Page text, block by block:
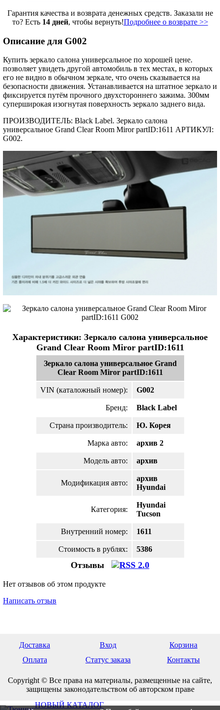
Гарантия качества и возврата денежных средств. Заказали не
то? Есть 14 дней, чтобы вернуть!Подробнее о возврате >>
Описание для G002
Купить зеркало салона универсальное по хорошей цене.
позволяет увидеть другой автомобиль в тех местах, в которых
его не видно в обычном зеркале, что очень сказывается на
безопасности движения. Устанавливается на штатное зеркало и
фиксируется путём прочного двухстороннего зажима. 300мм
суперширокая изогнутая поверхность зеркало заднего вида.
ПРОИЗВОДИТЕЛЬ: Black Label. Зеркало салона
универсальное Grand Clear Room Miror partID:1611 АРТИКУЛ:
G002.
Характеристики: Зеркало салона универсальное
Grand Clear Room Miror partID:1611
Зеркало салона универсальное Grand
Clear Room Miror partID:1611
VIN (каталожный номер): G002
Бренд: Black Label
Страна производитель: Ю. Корея
Марка авто: архив 2
Модель авто: архив
Модификация авто:
архив
Hyundai
Категория:
Hyundai
Tucson
Внутренний номер: 1611
Стоимость в рублях: 5386
Отзывы
Нет отзывов об этом продукте
Написать отзыв
Доставка Вход
Корзина
Оплата
Статус заказа Контакты
Copyright © Все права на материалы, размещенные на сайте,
защищены законодательством об авторском праве
НОВЫЙ КАТАЛОГ